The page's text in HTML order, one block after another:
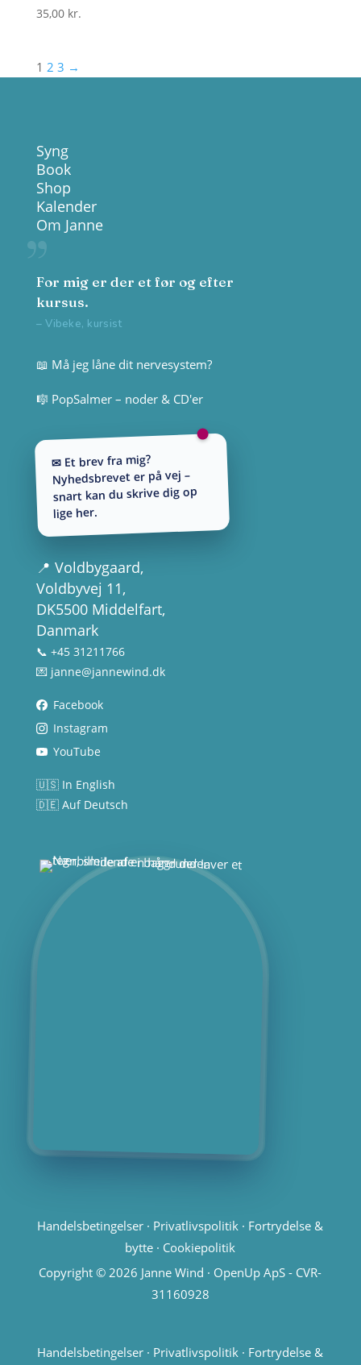
35,00 kr.
1 2 3 →
Syng
Book
Shop
Kalender
Om Janne
For mig er der et før og efter
kursus.
– Vibeke, kursist
📖 Må jeg låne dit nervesystem?
🎼 PopSalmer – noder & CD'er
✉ Et brev fra mig?
Nyhedsbrevet er på vej –
snart kan du skrive dig op
lige her.
📍 Voldbygaard,
Voldbyvej 11,
DK5500 Middelfart,
Danmark
📞 +45 31211766
💌 janne@jannewind.dk
Facebook
Instagram
YouTube
🇺🇸 In English
🇩🇪 Auf Deutsch
Handelsbetingelser · Privatlivspolitik · Fortrydelse &
bytte · Cookiepolitik
Copyright © 2026 Janne Wind · OpenUp ApS - CVR-
31160928
Handelsbetingelser · Privatlivspolitik · Fortrydelse &